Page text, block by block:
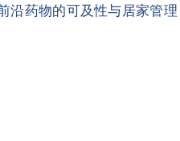
沿药物的可及性与居家管理